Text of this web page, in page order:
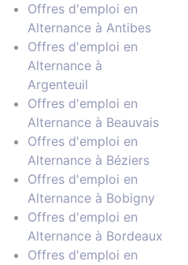
Offres d'emploi en
Alternance à Antibes
Offres d'emploi en
Alternance à
Argenteuil
Offres d'emploi en
Alternance à Beauvais
Offres d'emploi en
Alternance à Béziers
Offres d'emploi en
Alternance à Bobigny
Offres d'emploi en
Alternance à Bordeaux
Offres d'emploi en